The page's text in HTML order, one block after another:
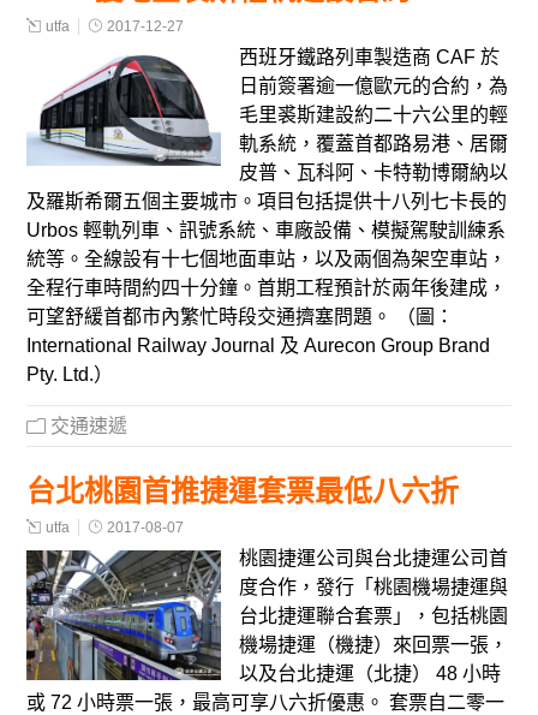
utfa 2017-12-27
西班牙鐵路列車製造商 CAF 於
日前簽署逾一億歐元的合約，為
毛里裘斯建設約二十六公里的輕
軌系統，覆蓋首都路易港、居爾
皮普、瓦科阿、卡特勒博爾納以
及羅斯希爾五個主要城市。項目包括提供十八列七卡長的
Urbos 輕軌列車、訊號系統、車廠設備、模擬駕駛訓練系
統等。全線設有十七個地面車站，以及兩個為架空車站，
全程行車時間約四十分鐘。首期工程預計於兩年後建成，
可望舒緩首都市內繁忙時段交通擠塞問題。 （圖：
International Railway Journal 及 Aurecon Group Brand
Pty. Ltd.）
交通速遞
台北桃園首推捷運套票最低八六折
utfa 2017-08-07
桃園捷運公司與台北捷運公司首
度合作，發行「桃園機場捷運與
台北捷運聯合套票」，包括桃園
機場捷運（機捷）來回票一張，
以及台北捷運（北捷） 48 小時
或 72 小時票一張，最高可享八六折優惠。 套票自二零一